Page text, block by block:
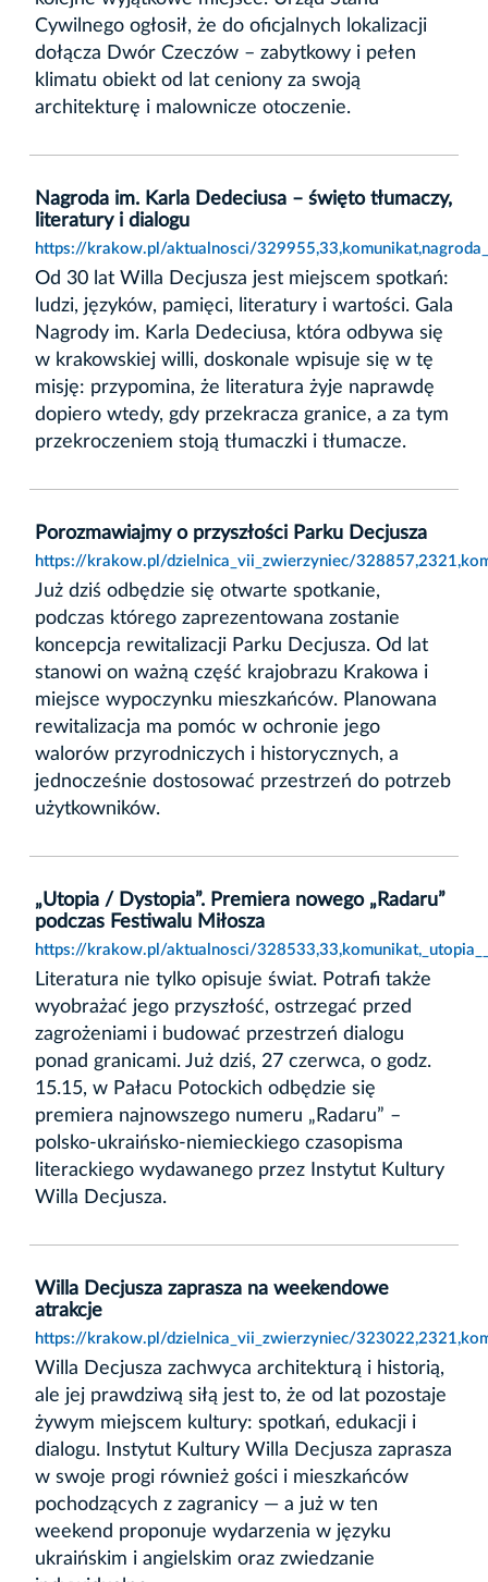
Cywilnego ogłosił, że do oficjalnych lokalizacji
dołącza Dwór Czeczów – zabytkowy i pełen
klimatu obiekt od lat ceniony za swoją
architekturę i malownicze otoczenie.
Nagroda im. Karla Dedeciusa – święto tłumaczy,
literatury i dialogu
https://krakow.pl/aktualnosci/
Od 30 lat Willa Decjusza jest miejscem spotkań:
ludzi, języków, pamięci, literatury i wartości. Gala
Nagrody im. Karla Dedeciusa, która odbywa się
w krakowskiej willi, doskonale wpisuje się w tę
misję: przypomina, że literatura żyje naprawdę
dopiero wtedy, gdy przekracza granice, a za tym
przekroczeniem stoją tłumaczki i tłumacze.
Porozmawiajmy o przyszłości Parku Decjusza
https://krakow.pl/dzielnica_vii_zwierzyniec/
Już dziś odbędzie się otwarte spotkanie,
podczas którego zaprezentowana zostanie
koncepcja rewitalizacji Parku Decjusza. Od lat
stanowi on ważną część krajobrazu Krakowa i
miejsce wypoczynku mieszkańców. Planowana
rewitalizacja ma pomóc w ochronie jego
walorów przyrodniczych i historycznych, a
jednocześnie dostosować przestrzeń do potrzeb
użytkowników.
„Utopia / Dystopia”. Premiera nowego „Radaru”
podczas Festiwalu Miłosza
https://krakow.pl/aktualnosci/
Literatura nie tylko opisuje świat. Potrafi także
wyobrażać jego przyszłość, ostrzegać przed
zagrożeniami i budować przestrzeń dialogu
ponad granicami. Już dziś, 27 czerwca, o godz.
15.15, w Pałacu Potockich odbędzie się
premiera najnowszego numeru „Radaru” –
polsko-ukraińsko-niemieckiego czasopisma
literackiego wydawanego przez Instytut Kultury
Willa Decjusza.
Willa Decjusza zaprasza na weekendowe
atrakcje
https://krakow.pl/dzielnica_vii_zwierzyniec/
Willa Decjusza zachwyca architekturą i historią,
ale jej prawdziwą siłą jest to, że od lat pozostaje
żywym miejscem kultury: spotkań, edukacji i
dialogu. Instytut Kultury Willa Decjusza zaprasza
w swoje progi również gości i mieszkańców
pochodzących z zagranicy — a już w ten
weekend proponuje wydarzenia w języku
ukraińskim i angielskim oraz zwiedzanie